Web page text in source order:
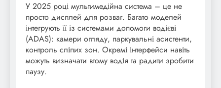
У 2025 році мультимедійна система – це не
просто дисплей для розваг. Багато моделей
інтегрують її із системами допомоги водієві
(ADAS): камери огляду, паркувальні асистенти,
контроль сліпих зон. Окремі інтерфейси навіть
можуть визначати втому водія та радити зробити
паузу.